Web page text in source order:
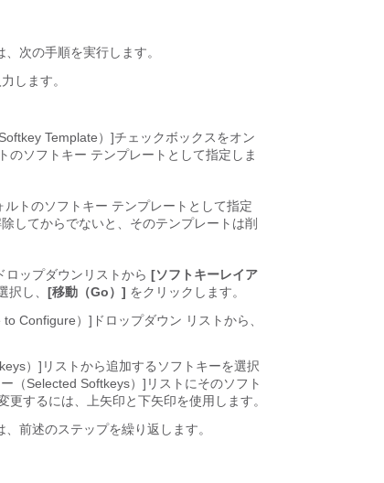
次の手順を実行します。
します。
Template）]チェックボックスをオン
のソフトキー テンプレートとして指定しま
トのソフトキー テンプレートとして指定
してからでないと、そのテンプレートは削
ロップダウンリストから [ソフトキーレイア
択し、 [移動（Go）] をクリックします。
to Configure）] ドロップダウン リストから、
）] リストから追加するソフトキーを選択
（Selected Softkeys）] リストにそのソフト
するには、上矢印と下矢印を使用します。
前述のステップを繰り返します。